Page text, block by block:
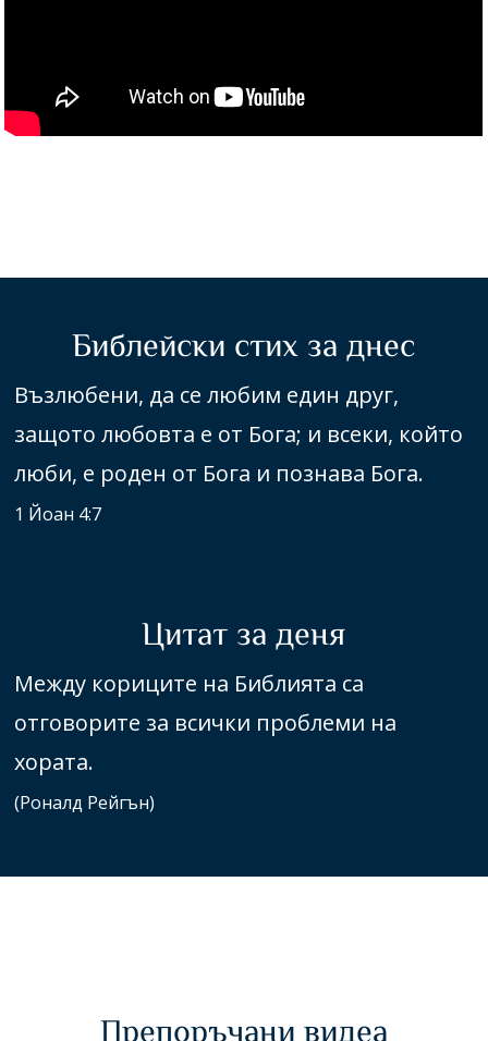
Библейски стих за днес
Възлюбени, да се любим един друг,
защото любовта е от Бога; и всеки, който
люби, е роден от Бога и познава Бога.
1 Йоан 4:7
Цитат за деня
Между кориците на Библията са
отговорите за всички проблеми на
хората.
(Роналд Рейгън)